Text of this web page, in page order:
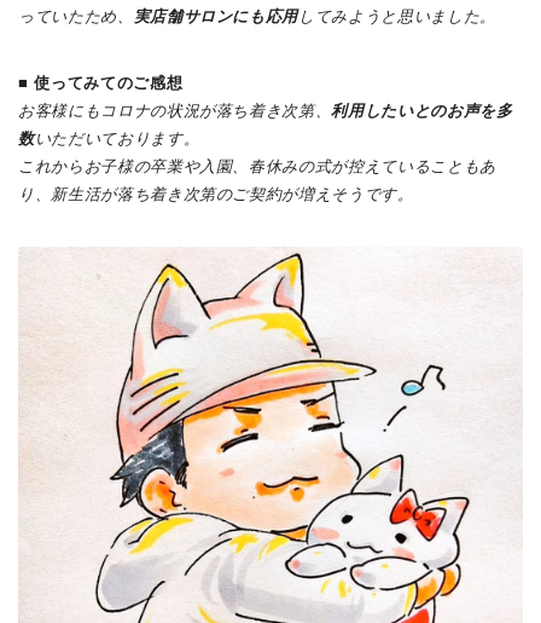
っていたため、 実店舗サロンにも応用してみようと思いました。
■使ってみてのご感想
お客様にもコロナの状況が落ち着き次第、利用したいとのお声を多
数いただいております。
これからお子様の卒業や入園、春休みの式が控えていることもあ
り、新生活が落ち着き次第のご契約が増えそうです。